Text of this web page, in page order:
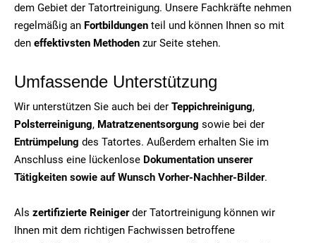
dem Gebiet der Tatortreinigung. Unsere Fachkräfte nehmen
regelmäßig an Fortbildungen teil und können Ihnen so mit
den effektivsten Methoden zur Seite stehen.
Umfassende Unterstützung
Wir unterstützen Sie auch bei der Teppichreinigung,
Polsterreinigung, Matratzenentsorgung sowie bei der
Entrümpelung des Tatortes. Außerdem erhalten Sie im
Anschluss eine lückenlose Dokumentation unserer
Tätigkeiten sowie auf Wunsch Vorher-Nachher-Bilder.
Als zertifizierte Reinigerder Tatortreinigung können wir
Ihnen mit dem richtigen Fachwissen betroffene